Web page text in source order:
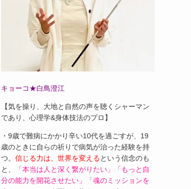
キョーコ★白鳥澄江
【気を操り、大地と自然の声を聴くシャーマン
であり、心理学&身体技法のプロ】
・9歳で難病にかかり辛い10代を過ごすが、19
歳のときに自らの祈りで病気が治った経験を持
つ。 信じる力は、世界を変えるという信念のも
と、
「本当は人と深く繋がりたい」「もっと自
分の能力を開花させたい」「魂のミッションを